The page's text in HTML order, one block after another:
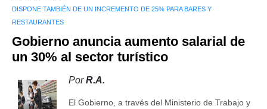
DISPONE TAMBIÉN DE UN INCREMENTO DE 25% PARA BARES Y
RESTAURANTES
Gobierno anuncia aumento salarial de
un 30% al sector turístico
PorR.A.
El Gobierno, a través del Ministerio de Trabajo y